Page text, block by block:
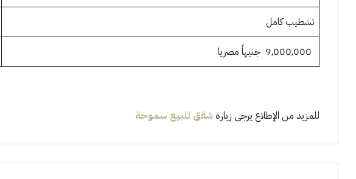
تشطيب كامل
للمزيد من الإطلاع يرجى زيارةشقق للبيع سموحة